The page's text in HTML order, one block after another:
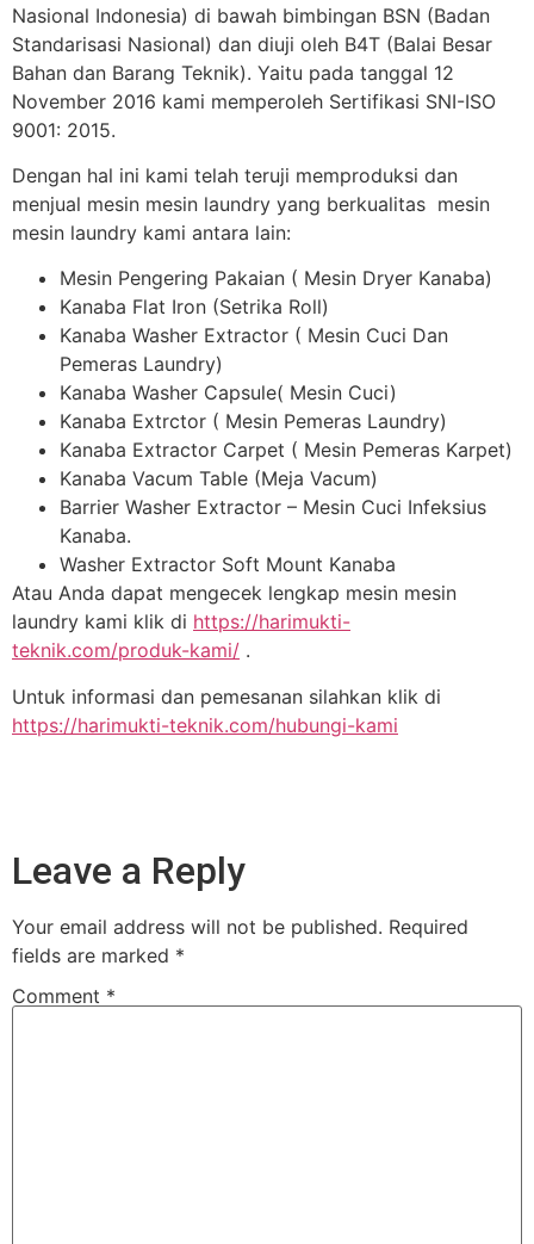
Nasional Indonesia) di bawah bimbingan BSN (Badan
Standarisasi Nasional) dan diuji oleh B4T (Balai Besar
Bahan dan Barang Teknik). Yaitu pada tanggal 12
November 2016 kami memperoleh Sertifikasi SNI-ISO
9001: 2015.
Dengan hal ini kami telah teruji memproduksi dan
menjual mesin mesin laundry yang berkualitas mesin
mesin laundry kami antara lain:
Mesin Pengering Pakaian ( Mesin Dryer Kanaba)
Kanaba Flat Iron (Setrika Roll)
Kanaba Washer Extractor ( Mesin Cuci Dan
Pemeras Laundry)
Kanaba Washer Capsule( Mesin Cuci)
Kanaba Extrctor ( Mesin Pemeras Laundry)
Kanaba Extractor Carpet ( Mesin Pemeras Karpet)
Kanaba Vacum Table (Meja Vacum)
Barrier Washer Extractor – Mesin Cuci Infeksius
Kanaba.
Washer Extractor Soft Mount Kanaba
Atau Anda dapat mengecek lengkap mesin mesin
laundry kami klik di https://harimukti-
teknik.com/produk-kami/ .
Untuk informasi dan pemesanan silahkan klik di
https://harimukti-teknik.com/hubungi-kami
Leave a Reply
Your email address will not be published. Required
fields are marked *
Comment *